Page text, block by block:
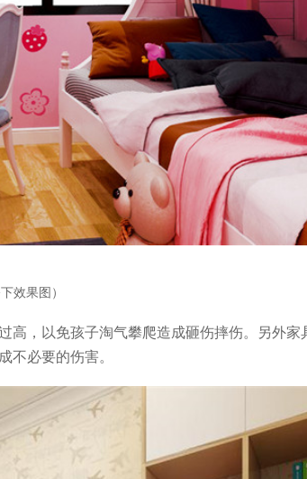
效果图）
高，以免孩子淘气攀爬造成砸伤摔伤。另外家
不必要的伤害。